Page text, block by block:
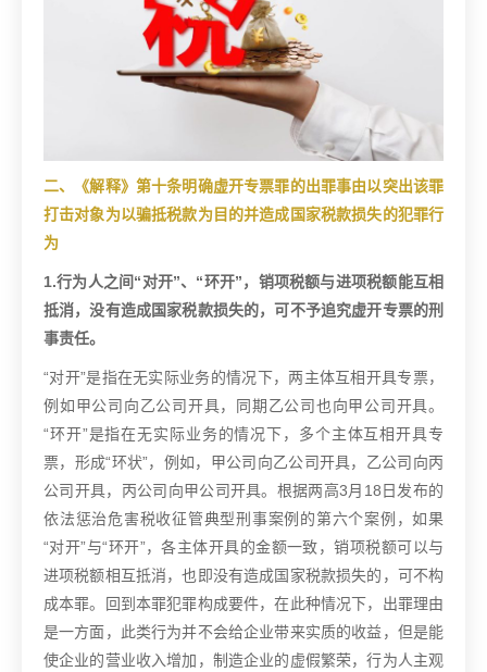
二、《解释》第十条明确虚开专票罪的出罪事由以突出该罪
打击对象为以骗抵税款为目的并造成国家税款损失的犯罪行
为
1.行为人之间“对开”、“环开”，销项税额与进项税额能互相
抵消，没有造成国家税款损失的，可不予追究虚开专票的刑
事责任。
“对开”是指在无实际业务的情况下，两主体互相开具专票，
例如甲公司向乙公司开具，同期乙公司也向甲公司开具。
“环开”是指在无实际业务的情况下，多个主体互相开具专
票，形成“环状”，例如，甲公司向乙公司开具，乙公司向丙
公司开具，丙公司向甲公司开具。根据两高3月18日发布的
依法惩治危害税收征管典型刑事案例的第六个案例，如果
“对开”与“环开”，各主体开具的金额一致，销项税额可以与
进项税额相互抵消，也即没有造成国家税款损失的，可不构
成本罪。回到本罪犯罪构成要件，在此种情况下，出罪理由
是一方面，此类行为并不会给企业带来实质的收益，但是能
使企业的营业收入增加，制造企业的虚假繁荣，行为人主观